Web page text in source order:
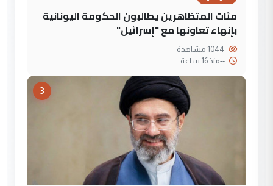
مئات المتظاهرين يطالبون الحكومة اليونانية
بإنهاء تعاونها مع "إسرائيل"
--منذ 16 ساعة
3